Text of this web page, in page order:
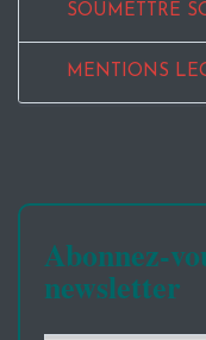
SOUMETTRE
MENTIONS
Abonnez-
newsletter